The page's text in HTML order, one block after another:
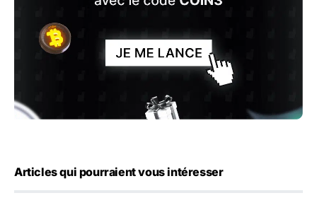
Articles qui pourraient vous intéresser